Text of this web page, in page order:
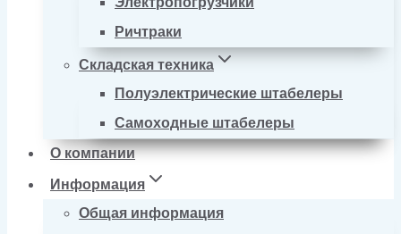
Ричтраки
Складская техника
Полуэлектрические штабелеры
Самоходные штабелеры
О компании
Информация
Общая информация